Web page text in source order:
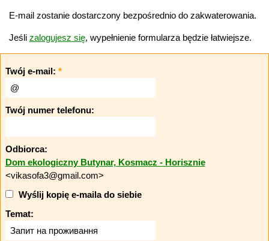
E-mail zostanie dostarczony bezpośrednio do zakwaterowania.
Jeśli zalogujesz się, wypełnienie formularza będzie łatwiejsze.
Twój e-mail: *
Twój numer telefonu:
Odbiorca:
Dom ekologiczny Butynar, Kosmacz - Horisznie
<vikasofa3@gmail.com>
Wyślij kopię e-maila do siebie
Temat: